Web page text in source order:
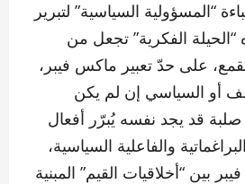
“المسؤولية السياسية” لتبرير
الفكرية” تجعل من
على حدّ تعبير ماكس فيبر،
أو السياسي إن لم يكن
صلبة قد يجد نفسه يُبرّر أفعال
والفاعلية السياسية،
بين “أخلاقيات القيم” المبنية